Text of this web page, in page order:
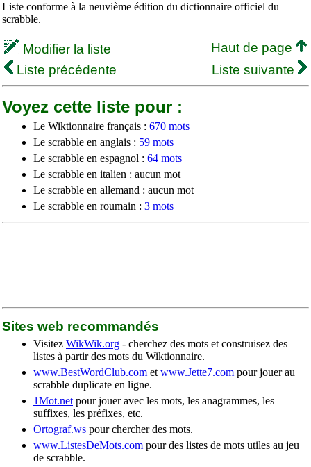
Liste conforme à la neuvième édition du dictionnaire officiel du
scrabble.
Modifier la liste
Haut de page
Liste précédente
Liste suivante
Voyez cette liste pour :
Le Wiktionnaire français : 670 mots
Le scrabble en anglais : 59 mots
Le scrabble en espagnol : 64 mots
Le scrabble en italien : aucun mot
Le scrabble en allemand : aucun mot
Le scrabble en roumain : 3 mots
Sites web recommandés
Visitez WikWik.org - cherchez des mots et construisez des
listes à partir des mots du Wiktionnaire.
www.BestWordClub.com et www.Jette7.com pour jouer au
scrabble duplicate en ligne.
1Mot.net pour jouer avec les mots, les anagrammes, les
suffixes, les préfixes, etc.
Ortograf.ws pour chercher des mots.
www.ListesDeMots.com pour des listes de mots utiles au jeu
de scrabble.